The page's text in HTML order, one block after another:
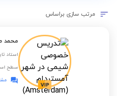
مرتب سازی براساس
محمد
استاد
سطح